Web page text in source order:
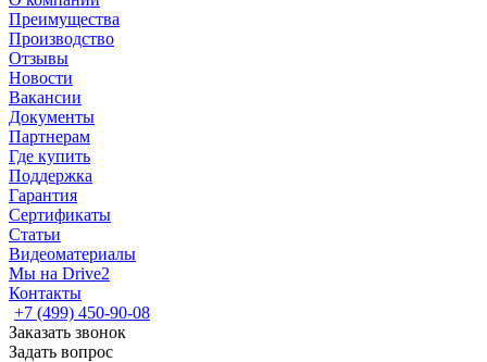
Преимущества
Производство
Отзывы
Новости
Вакансии
Документы
Партнерам
Где купить
Поддержка
Гарантия
Сертификаты
Статьи
Видеоматериалы
Мы на Drive2
Контакты
+7 (499) 450-90-08
Заказать звонок
Задать вопрос